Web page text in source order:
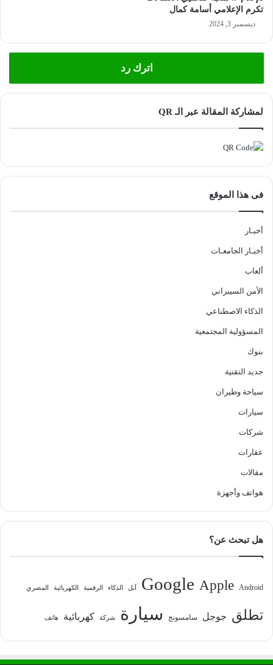
تكرم الإعلامي أسامة كمال
ديسمبر 3, 2024
اترك رد
لمشاركة المقالة عبر الـ QR
فى هذا الموقع
أخبـار
أخبـار الجامعـات
ألعاب
الأمن السيبراني
الذكاء الاصطناعي
المسؤولية المجتمعية
بنوك
جديد التقنية
سياحة وطيران
سيارات
شركات
عقارات
مقالات
هواتف وأجهزة
هل تبحث عن؟
Android
Apple
Google آبل الذكاء الرقمية الكهربائية المصري
تطلق جوجل سامسونج سيارة شركة كهربائية هاتف